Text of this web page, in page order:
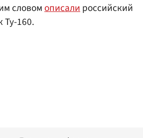
словомописалироссийский
160.